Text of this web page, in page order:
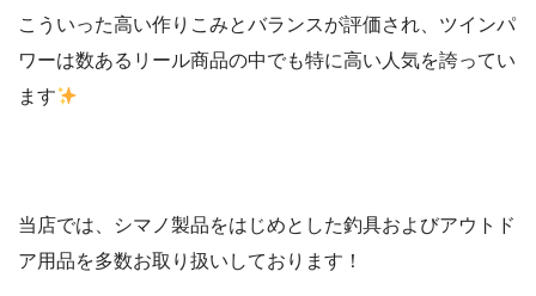
こういった高い作りこみとバランスが評価され、ツインパ
ワーは数あるリール商品の中でも特に高い人気を誇ってい
ます
当店では、シマノ製品をはじめとした釣具およびアウトド
ア用品を多数お取り扱いしております！